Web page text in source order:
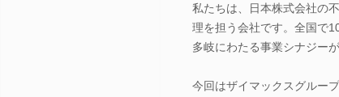
私たちは、日本株式会社の
理を担う会社です。全国で
多岐にわたる事業シナジー
今回はザイマックスグルー